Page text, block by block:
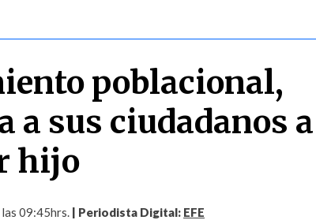
poblacional,
a sus ciudadanos a
hijo
09:45hrs. | Periodista Digital: EFE